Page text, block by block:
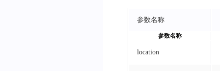
参数名称
参数名称
location